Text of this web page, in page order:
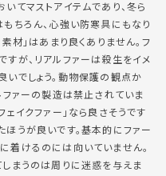
てマストアイテムであり、冬ら
もちろん、心強い防寒具にもなり
材」はあまり良くありません。フ
が、リアルファーは殺生をイメ
いでしょう。動物保護の観点か
ファーの製造は禁止されていま
ェイクファー」なら良さそうです
うが良いです。基本的にファー
着けるのには向いていません。
しまうのは周りに迷惑を与えま